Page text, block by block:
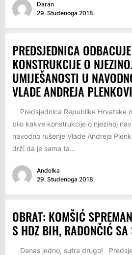
Daran
29. Studenoga 2018.
PREDSJEDNICA
KONSTRUKCIJE O
UMIJEŠANOSTI U
VLADE ANDREJA
Predsjednica Republike Hrvatske
bilo kakve konstrukcije o njezinoj
navodno rušenje Vlade Andreja
drži da je sama ta...
Anđelka
29. Studenoga 2018.
OBRAT: KOMŠIĆ
S HDZ BIH, RADONČIĆ SA
Danas jedno, sutra drugo!